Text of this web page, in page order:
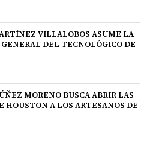
VILLALOBOS ASUME LA
DEL TECNOLÓGICO DE
MORENO BUSCA ABRIR LAS
HOUSTON A LOS ARTESANOS DE